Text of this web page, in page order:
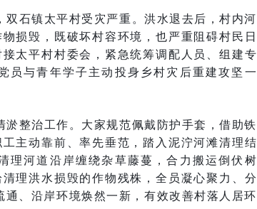
石镇太平村受灾严重。洪水退去后，村内河
损毁，既破坏村容环境，也严重阻碍村民日
太平村村委会，紧急统筹调配人员、组建专
员与青年学子主动投身乡村灾后重建攻坚一
整治工作。大家规范佩戴防护手套，借助铁
主动靠前、率先垂范，踏入泥泞河滩清理结
理河道沿岸缠绕杂草藤蔓，合力搬运倒伏树
理洪水损毁的作物残株，全员凝心聚力、分
、沿岸环境焕然一新，有效改善村落人居环